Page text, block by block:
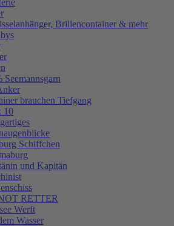
Brillencontainer & mehr
Seemannsgarn
brauchen Tiefgang
10
Schiffchen
und Kapitän
RETTER
Werft
Wasser